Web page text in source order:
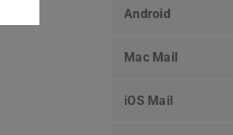
Android
Mac Mail
iOS Mail